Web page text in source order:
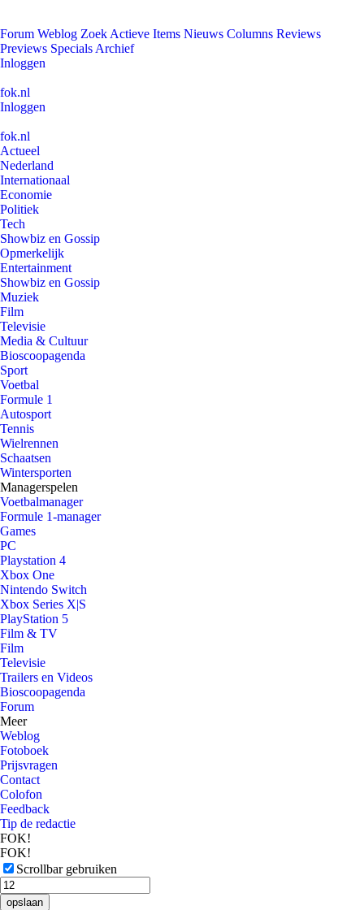
Forum Weblog Zoek Actieve Items Nieuws Columns Reviews
Previews Specials Archief
Inloggen
fok.nl
Inloggen
fok.nl
Actueel
Nederland
Internationaal
Economie
Politiek
Tech
Showbiz en Gossip
Opmerkelijk
Entertainment
Showbiz en Gossip
Muziek
Film
Televisie
Media & Cultuur
Bioscoopagenda
Sport
Voetbal
Formule 1
Autosport
Tennis
Wielrennen
Schaatsen
Wintersporten
Managerspelen
Voetbalmanager
Formule 1-manager
Games
PC
Playstation 4
Xbox One
Nintendo Switch
Xbox Series X|S
PlayStation 5
Film & TV
Film
Televisie
Trailers en Videos
Bioscoopagenda
Forum
Meer
Weblog
Fotoboek
Prijsvragen
Contact
Colofon
Feedback
Tip de redactie
FOK!
FOK!
Scrollbar gebruiken
opslaan